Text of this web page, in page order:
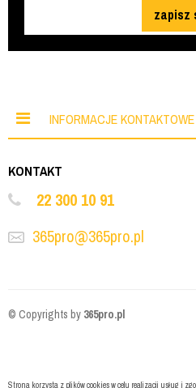
zapisz
INFORMACJE KONTAKTOWE
KONTAKT
22 300 10 91
365pro@365pro.pl
© Copyrights by 365pro.pl
Strona korzysta z plików cookies w celu realizacji usług i